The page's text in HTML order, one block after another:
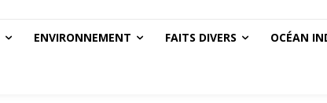
ENVIRONNEMENT FAITS DIVERS OCÉAN